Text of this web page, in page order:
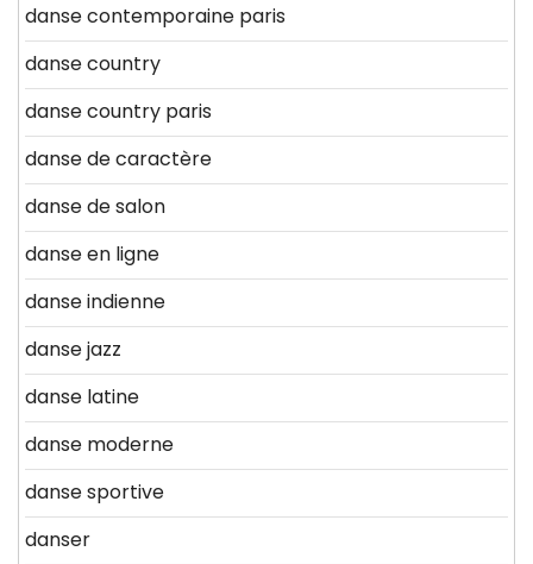
danse contemporaine paris
danse country
danse country paris
danse de caractère
danse de salon
danse en ligne
danse indienne
danse jazz
danse latine
danse moderne
danse sportive
danser